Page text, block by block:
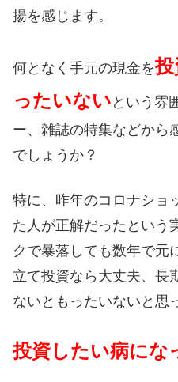
揚を感じます。
何となく手元の現金を
ったいない という雰
ー、雑誌の特集などから
でしょうか？
特に、昨年のコロナショ
た人が正解だったという
クで暴落しても数年で元
立て投資なら大丈夫、長
ないともったいないと思
投資したい病にな